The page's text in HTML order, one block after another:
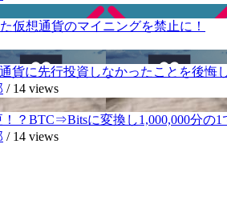
仮想通貨のマイニングを禁止に！
貨に先行投資しなかったことを後悔
/ 14 views
？BTC⇒Bitsに変換し1,000,000分の1
/ 14 views